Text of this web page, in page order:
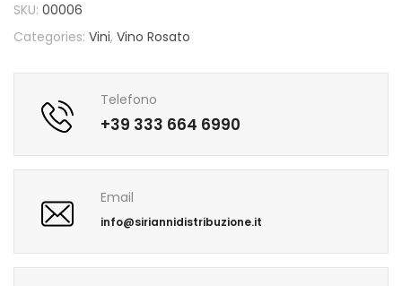
SKU: 00006
Categories: Vini, Vino Rosato
Telefono
+39 333 664 6990
Email
info@siriannidistribuzione.it